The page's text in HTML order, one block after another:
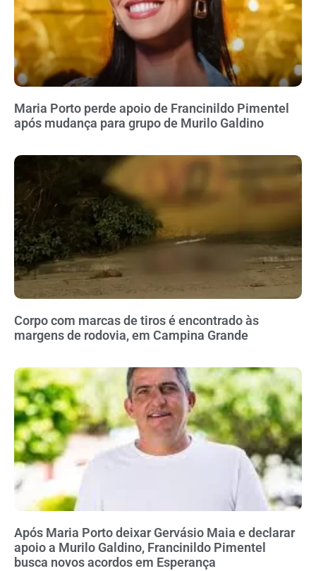
Maria Porto perde apoio de Francinildo Pimentel
após mudança para grupo de Murilo Galdino
Corpo com marcas de tiros é encontrado às
margens de rodovia, em Campina Grande
Após Maria Porto deixar Gervásio Maia e declarar
apoio a Murilo Galdino, Francinildo Pimentel
busca novos acordos em Esperança